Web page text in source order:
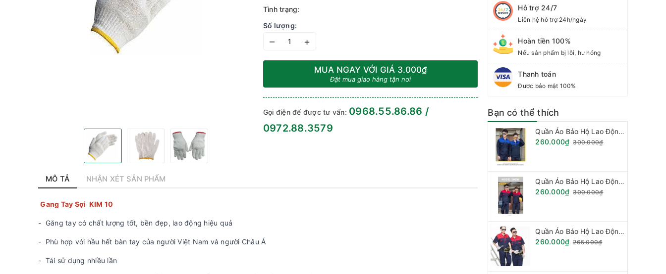
Tình trạng:
Số lượng:
– +
MUA NGAY VỚI GIÁ 3.000₫
Đặt mua giao hàng tận nơi
Gọi điện để được tư vấn: 0968.55.86.86 /
0972.88.3579
MÔ TẢ NHẬN XÉT SẢN PHẨM
Gang Tay Sợi KIM 10
- Găng tay có chất lượng tốt, bền đẹp, lao động hiệu quả
- Phù hợp với hầu hết bàn tay của người Việt Nam và người Châu Á
- Tái sử dụng nhiều lần
Hỗ trợ 24/7
Liên hệ hỗ trợ 24h/ngày
Hoàn tiền 100%
Nếu sản phẩm bị lỗi, hư hỏng
Thanh toán
Được bảo mật 100%
Bạn có thể thích
Quần Áo Bảo Hộ Lao Động - Vải Kaki Pang RIm Hàn Quốc
260.000₫ 300.000₫
Quần Áo Bảo Hộ Lao Động - Vải Kaki Pang Rim Hàn Quốc
260.000₫ 300.000₫
Quần Áo Báo Hộ Lao Động, Quần Áo Đồng Phục - Vải Kaki Hàn Quốc Loại Phối Mầu (Hàng đặt theo mẫu)
260.000₫ 265.000₫